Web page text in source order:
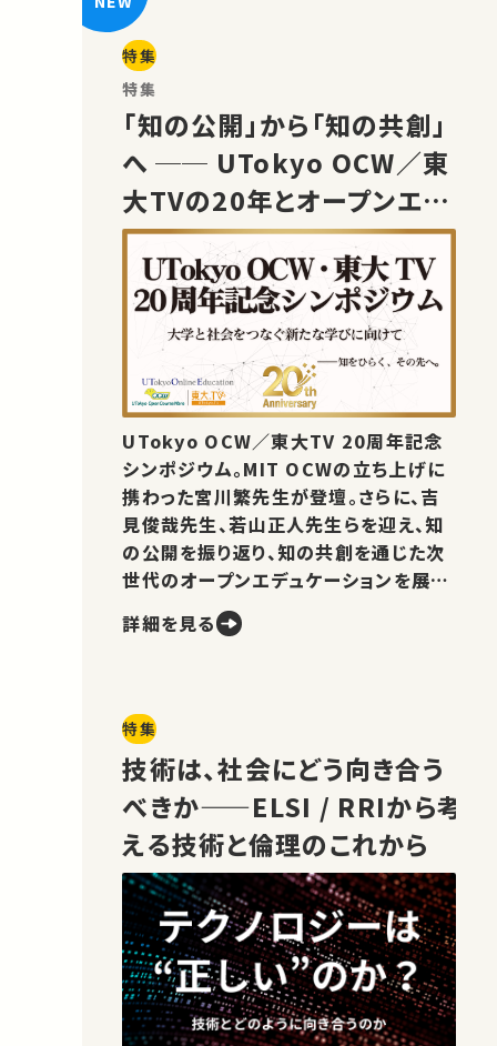
特集
特集
「知の公開」から「知の共創」
へ ── UTokyo OCW／東
大TVの20年とオープンエデ
ュケーションの未来
UTokyo OCW／東大TV 20周年記念
シンポジウム。MIT OCWの立ち上げに
携わった宮川繁先生が登壇。さらに、吉
見俊哉先生、若山正人先生らを迎え、知
の公開を振り返り、知の共創を通じた次
世代のオープンエデュケーションを展望
詳細を見る
特集
技術は、社会にどう向き合う
べきか——ELSI / RRIから考
える技術と倫理のこれから